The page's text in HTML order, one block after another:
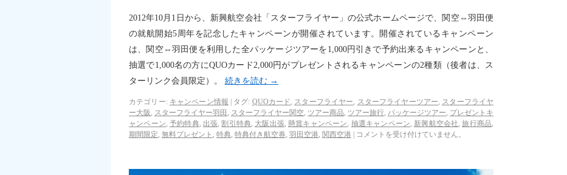
2012年10月1日から、新興航空会社「スターフライヤー」の公式ホームページで、関空⇔羽田便
の就航開始5周年を記念したキャンペーンが開催されています。開催されているキャンペーン
は、関空⇔羽田便を利用した全パッケージツアーを1,000円引きで予約出来るキャンペーンと、
抽選で1,000名の方にQUOカード2,000円がプレゼントされるキャンペーンの2種類（後者は、ス
ターリンク会員限定）。 続きを読む →
カテゴリー: キャンペーン情報 タグ: QUOカード, スターフライヤー, スターフライヤーツアー, スターフライヤ
ー大阪 , スターフライヤー羽田 , スターフライヤー関空, ツアー商品, ツアー旅行, パッケージツアー, プレゼントキ
ャンペーン,予約特典, 出張,割引特典, 大阪出張,懸賞キャンペーン, 抽選キャンペーン, 新興航空会社,旅行商品,
期間限定, 無料プレゼント , 特典, 特典付き航空券, 羽田空港, 関西空港 コメントを受け付けていません。